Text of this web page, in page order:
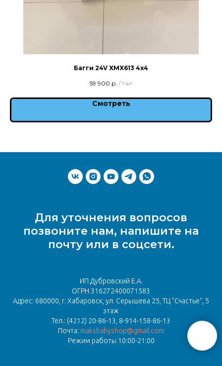
Багги 24V XMX613 4x4
59 900 р. / 1 шт
Смотреть
Для уточнения вопросов
позвоните нам, напишите на
почту или в соцсети.
ИП Дубровский Е.А.
ОГРН 316272400071583
Адрес: 680000, г. Хабаровск, ул. Серышева 25, ТЦ "Счастье", 5
этаж
Тел.: (4212) 20-86-13, 8-914-158-86-13
Почта: maksbabyshop@gmail.com
Режим работы 10:00-21:00